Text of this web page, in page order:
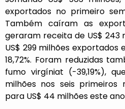
exportados no primeiro
Também caíram as
geraram receita de US$ 243
US$ 299 milhões exportados
18,72%. Foram reduzidas
fumo virgíniat (-39,19%),
milhões nos seis primeiros
para US$ 44 milhões este